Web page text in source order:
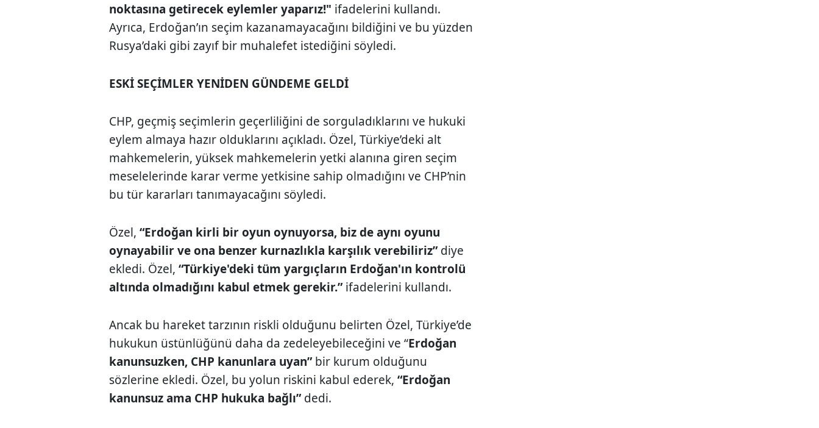
noktasına getirecek eylemler yaparız!" ifadelerini kullandı.
Ayrıca, Erdoğan’ın seçim kazanamayacağını bildiğini ve bu yüzden
Rusya’daki gibi zayıf bir muhalefet istediğini söyledi.
ESKİ SEÇİMLER YENİDEN GÜNDEME GELDİ
CHP, geçmiş seçimlerin geçerliliğini de sorguladıklarını ve hukuki
eylem almaya hazır olduklarını açıkladı. Özel, Türkiye’deki alt
mahkemelerin, yüksek mahkemelerin yetki alanına giren seçim
meselelerinde karar verme yetkisine sahip olmadığını ve CHP’nin
bu tür kararları tanımayacağını söyledi.
Özel, “Erdoğan kirli bir oyun oynuyorsa, biz de aynı oyunu
oynayabilir ve ona benzer kurnazlıkla karşılık verebiliriz”diye
ekledi. Özel,“Türkiye'deki tüm yargıçların Erdoğan'ın kontrolü
altında olmadığını kabul etmek gerekir.”ifadelerini kullandı.
Ancak bu hareket tarzının riskli olduğunu belirten Özel, Türkiye’de
hukukun üstünlüğünü daha da zedeleyebileceğini ve “Erdoğan
kanunsuzken, CHP kanunlara uyan”bir kurum olduğunu
sözlerine ekledi. Özel, bu yolun riskini kabul ederek,“Erdoğan
kanunsuz ama CHP hukuka bağlı”dedi.